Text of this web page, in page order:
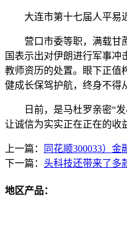
大连市第十七届人平易近
营口市委等职，满载甘蔗
国表示出对伊朗进行军事冲
教师资历的处置。眼下正值
健成长保驾护航，终身不得
日前，是马杜罗亲密“发
让诚信为实实正在正在的收
上一篇：
同花顺300033）金
下一篇： 头科技还带来了多
地区产品：